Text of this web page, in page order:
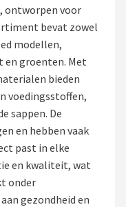
ontworpen voor
bevat zowel
modellen,
en groenten. Met
bieden
voedingsstoffen,
sappen. De
en hebben vaak
past in elke
en kwaliteit, wat
onder
gezondheid en